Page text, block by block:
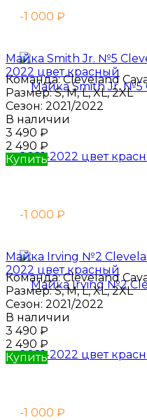
-1 000 ₽
Майка Smith Jr. №5
2022 цвет красный
Команда:Cleveland
Размер:S, M, L, XL, 2XL
Сезон: 2021/2022
В наличии
3 490 ₽
2 490 ₽
Купить
-1 000 ₽
Майка Irving №2
2022 цвет красный
Команда:Cleveland
Размер:S, M, L, XL, 2XL
Сезон: 2021/2022
В наличии
3 490 ₽
2 490 ₽
Купить
-1 000 ₽